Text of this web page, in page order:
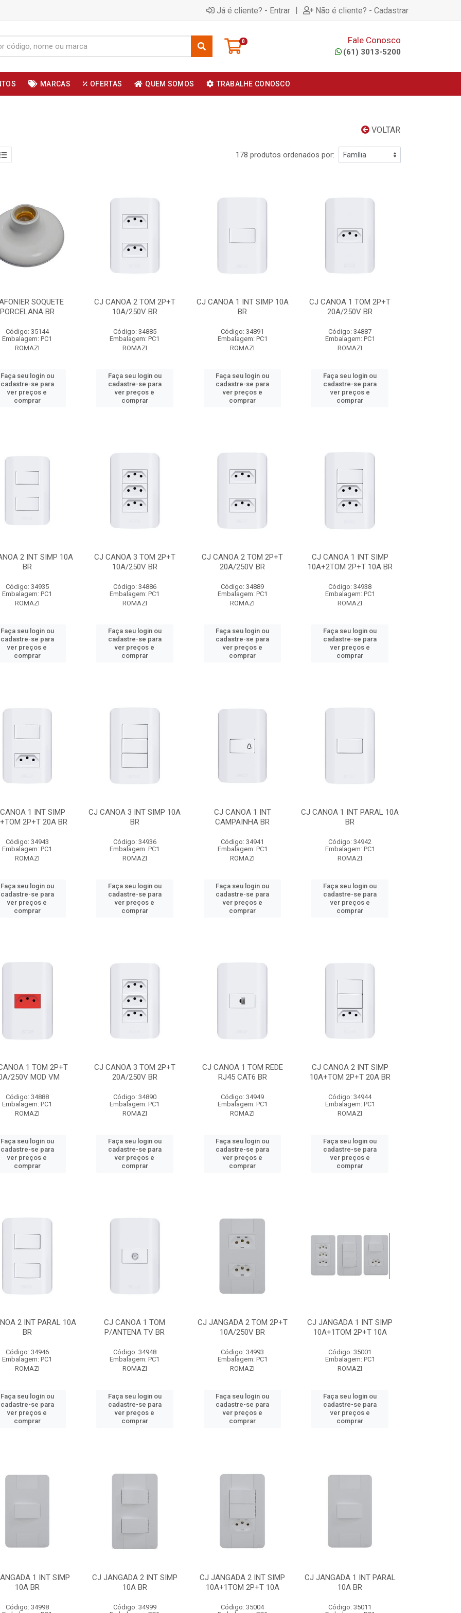
Já é cliente? - Entrar | Não é cliente? - Cadastrar
0 Fale Conosco
(61) 3013-5200
MARCAS OFERTAS QUEM SOMOS TRABALHE CONOSCO
VOLTAR
178 produtos ordenados por:
SOQUETE
PORCELANA BR
Código: 35144
Embalagem: PC1
ROMAZI
Faça seu login ou
cadastre-se para
ver preços e
comprar
CJ CANOA 2 TOM 2P+T
10A/250V BR
Código: 34885
Embalagem: PC1
ROMAZI
Faça seu login ou
cadastre-se para
ver preços e
comprar
CJ CANOA 1 INT SIMP 10A
BR
Código: 34891
Embalagem: PC1
ROMAZI
Faça seu login ou
cadastre-se para
ver preços e
comprar
CJ CANOA 1 TOM 2P+T
20A/250V BR
Código: 34887
Embalagem: PC1
ROMAZI
Faça seu login ou
cadastre-se para
ver preços e
comprar
2 INT SIMP 10A
BR
Código: 34935
Embalagem: PC1
ROMAZI
Faça seu login ou
cadastre-se para
ver preços e
comprar
CJ CANOA 3 TOM 2P+T
10A/250V BR
Código: 34886
Embalagem: PC1
ROMAZI
Faça seu login ou
cadastre-se para
ver preços e
comprar
CJ CANOA 2 TOM 2P+T
20A/250V BR
Código: 34889
Embalagem: PC1
ROMAZI
Faça seu login ou
cadastre-se para
ver preços e
comprar
CJ CANOA 1 INT SIMP
10A+2TOM 2P+T 10A BR
Código: 34938
Embalagem: PC1
ROMAZI
Faça seu login ou
cadastre-se para
ver preços e
comprar
1 INT SIMP
2P+T 20A BR
Código: 34943
Embalagem: PC1
ROMAZI
Faça seu login ou
cadastre-se para
ver preços e
comprar
CJ CANOA 3 INT SIMP 10A
BR
Código: 34936
Embalagem: PC1
ROMAZI
Faça seu login ou
cadastre-se para
ver preços e
comprar
CJ CANOA 1 INT
CAMPAINHA BR
Código: 34941
Embalagem: PC1
ROMAZI
Faça seu login ou
cadastre-se para
ver preços e
comprar
CJ CANOA 1 INT PARAL 10A
BR
Código: 34942
Embalagem: PC1
ROMAZI
Faça seu login ou
cadastre-se para
ver preços e
comprar
1 TOM 2P+T
250V MOD VM
Código: 34888
Embalagem: PC1
ROMAZI
Faça seu login ou
cadastre-se para
ver preços e
comprar
CJ CANOA 3 TOM 2P+T
20A/250V BR
Código: 34890
Embalagem: PC1
ROMAZI
Faça seu login ou
cadastre-se para
ver preços e
comprar
CJ CANOA 1 TOM REDE
RJ45 CAT6 BR
Código: 34949
Embalagem: PC1
ROMAZI
Faça seu login ou
cadastre-se para
ver preços e
comprar
CJ CANOA 2 INT SIMP
10A+TOM 2P+T 20A BR
Código: 34944
Embalagem: PC1
ROMAZI
Faça seu login ou
cadastre-se para
ver preços e
comprar
2 INT PARAL 10A
BR
Código: 34946
Embalagem: PC1
ROMAZI
Faça seu login ou
cadastre-se para
ver preços e
comprar
CJ CANOA 1 TOM
P/ANTENA TV BR
Código: 34948
Embalagem: PC1
ROMAZI
Faça seu login ou
cadastre-se para
ver preços e
comprar
CJ JANGADA 2 TOM 2P+T
10A/250V BR
Código: 34993
Embalagem: PC1
ROMAZI
Faça seu login ou
cadastre-se para
ver preços e
comprar
CJ JANGADA 1 INT SIMP
10A+1TOM 2P+T 10A
Código: 35001
Embalagem: PC1
ROMAZI
Faça seu login ou
cadastre-se para
ver preços e
comprar
1 INT SIMP
10A BR
Código: 34998
CJ JANGADA 2 INT SIMP
10A BR
Código: 34999
CJ JANGADA 2 INT SIMP
10A+1TOM 2P+T 10A
Código: 35004
CJ JANGADA 1 INT PARAL
10A BR
Código: 35011